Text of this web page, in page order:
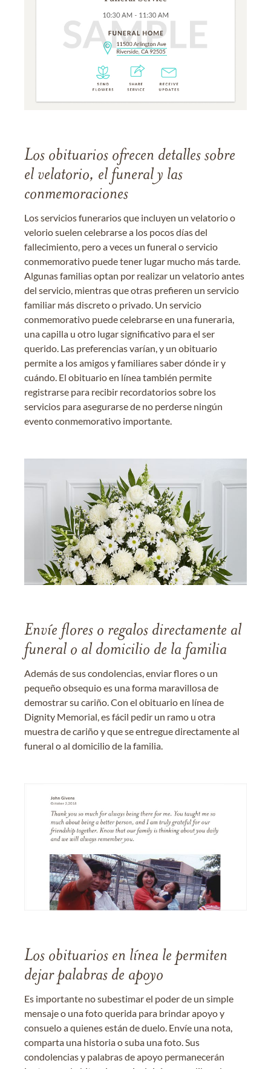
Los obituarios ofrecen detalles sobre
el velatorio, el funeral y las
conmemoraciones
Los servicios funerarios que incluyen un velatorio o
velorio suelen celebrarse a los pocos días del
fallecimiento, pero a veces un funeral o servicio
conmemorativo puede tener lugar mucho más tarde.
Algunas familias optan por realizar un velatorio antes
del servicio, mientras que otras prefieren un servicio
familiar más discreto o privado. Un servicio
conmemorativo puede celebrarse en una funeraria,
una capilla u otro lugar significativo para el ser
querido. Las preferencias varían, y un obituario
permite a los amigos y familiares saber dónde ir y
cuándo. El obituario en línea también permite
registrarse para recibir recordatorios sobre los
servicios para asegurarse de no perderse ningún
evento conmemorativo importante.
Envíe flores o regalos directamente al
funeral o al domicilio de la familia
Además de sus condolencias, enviar flores o un
pequeño obsequio es una forma maravillosa de
demostrar su cariño. Con el obituario en línea de
Dignity Memorial, es fácil pedir un ramo u otra
muestra de cariño y que se entregue directamente al
funeral o al domicilio de la familia.
Los obituarios en línea le permiten
dejar palabras de apoyo
Es importante no subestimar el poder de un simple
mensaje o una foto querida para brindar apoyo y
consuelo a quienes están de duelo. Envíe una nota,
comparta una historia o suba una foto. Sus
condolencias y palabras de apoyo permanecerán